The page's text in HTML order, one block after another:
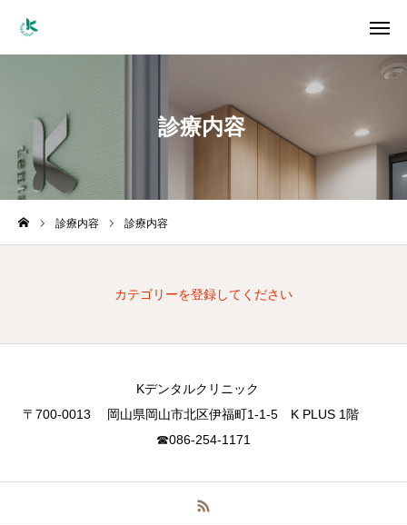
診療内容
診療内容 診療内容
カテゴリーを登録してください
Kデンタルクリニック
〒700-0013 岡山県岡山市北区伊福町1-1-5 K PLUS 1階
☎086-254-1171
インスタ Ｋデンタル インスタ KPLUS
電話
当院の特徴